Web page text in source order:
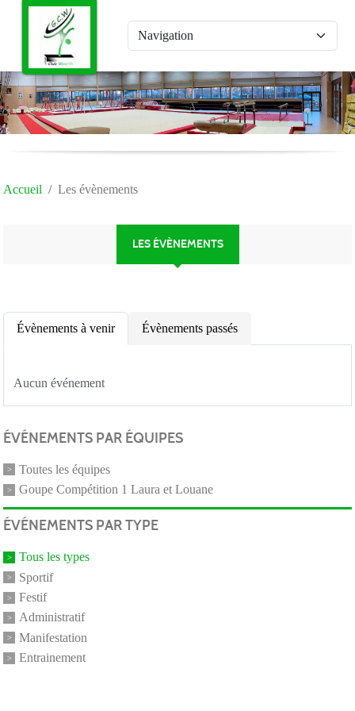
Accueil Les évènements
LES ÉVÈNEMENTS
Évènements à venir Évènements passés
Aucun événement
ÉVÉNEMENTS PAR ÉQUIPES
Toutes les équipes
Goupe Compétition 1 Laura et Louane
ÉVÉNEMENTS PAR TYPE
Tous les types
Sportif
Festif
Administratif
Manifestation
Entrainement
Panneau de gestion des cookies